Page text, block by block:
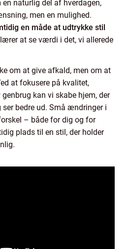
en naturlig del af hverdagen,
men en mulighed.
en måde at udtrykke stil
at se værdi i det, vi allerede
om at give afkald, men om at
at fokusere på kvalitet,
kan vi skabe hjem, der
ser bedre ud. Små ændringer i
– både for dig og for
plads til en stil, der holder